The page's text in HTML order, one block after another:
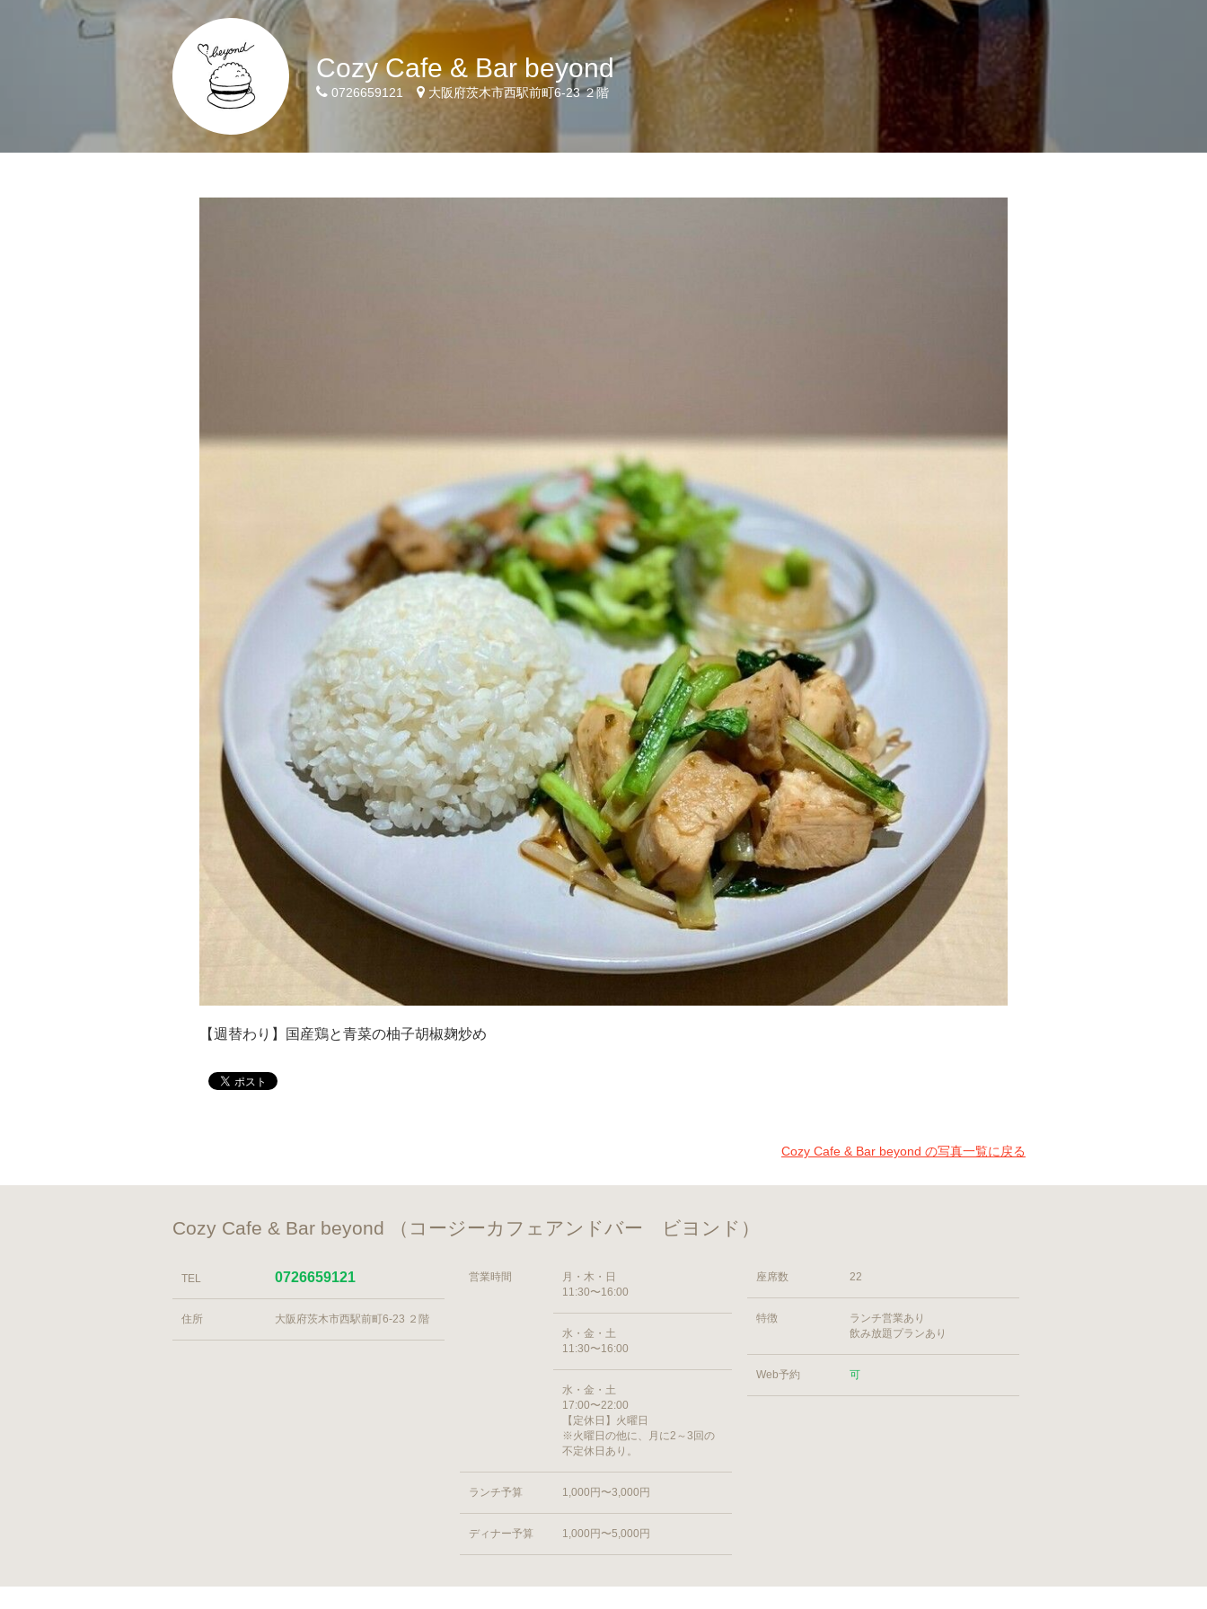
Cozy Cafe & Bar beyond
0726659121 大阪府茨木市西駅前町6-23 ２階
【週替わり】国産鶏と青菜の柚子胡椒麹炒め
Cozy Cafe & Bar beyond の写真一覧に戻る
Cozy Cafe & Bar beyond （コージーカフェアンドバー ビヨンド）
TEL 0726659121
住所 大阪府茨木市西駅前町6-23 ２階
営業時間
月・木・日
11:30〜16:00
水・金・土
11:30〜16:00
水・金・土
17:00〜22:00
【定休日】火曜日
※火曜日の他に、月に2～3回の
不定休日あり。
ランチ予算 1,000円〜3,000円
ディナー予算 1,000円〜5,000円
座席数 22
特徴
ランチ営業あり
飲み放題プランあり
Web予約 可